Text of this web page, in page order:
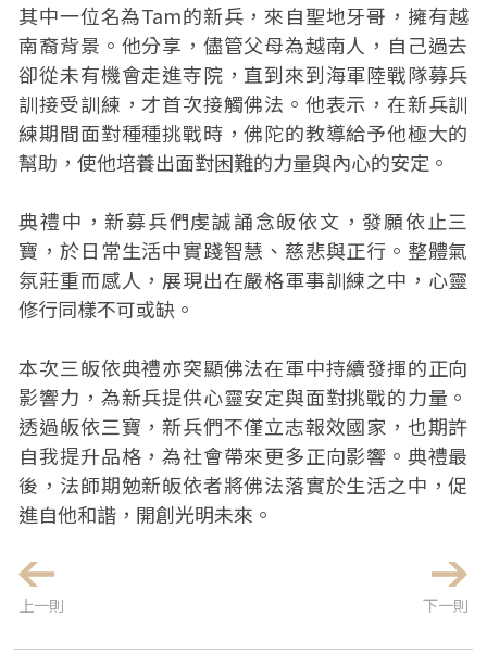
其中一位名為Tam的新兵，來自聖地牙哥，擁有越
南裔背景。他分享，儘管父母為越南人，自己過去
卻從未有機會走進寺院，直到來到海軍陸戰隊募兵
訓接受訓練，才首次接觸佛法。他表示，在新兵訓
練期間面對種種挑戰時，佛陀的教導給予他極大的
幫助，使他培養出面對困難的力量與內心的安定。
典禮中，新募兵們虔誠誦念皈依文，發願依止三
寶，於日常生活中實踐智慧、慈悲與正行。整體氣
氛莊重而感人，展現出在嚴格軍事訓練之中，心靈
修行同樣不可或缺。
本次三皈依典禮亦突顯佛法在軍中持續發揮的正向
影響力，為新兵提供心靈安定與面對挑戰的力量。
透過皈依三寶，新兵們不僅立志報效國家，也期許
自我提升品格，為社會帶來更多正向影響。典禮最
後，法師期勉新皈依者將佛法落實於生活之中，促
進自他和諧，開創光明未來。
上一則 下一則